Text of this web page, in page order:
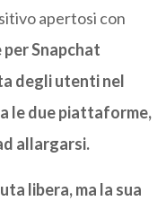
apertosi con
per Snapchat
degli utenti nel
le due piattaforme,
allargarsi.
libera, ma la sua